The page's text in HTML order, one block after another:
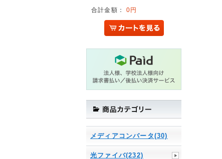
合計金額：0円
メディアコンバータ(30)
光ファイバ(232)